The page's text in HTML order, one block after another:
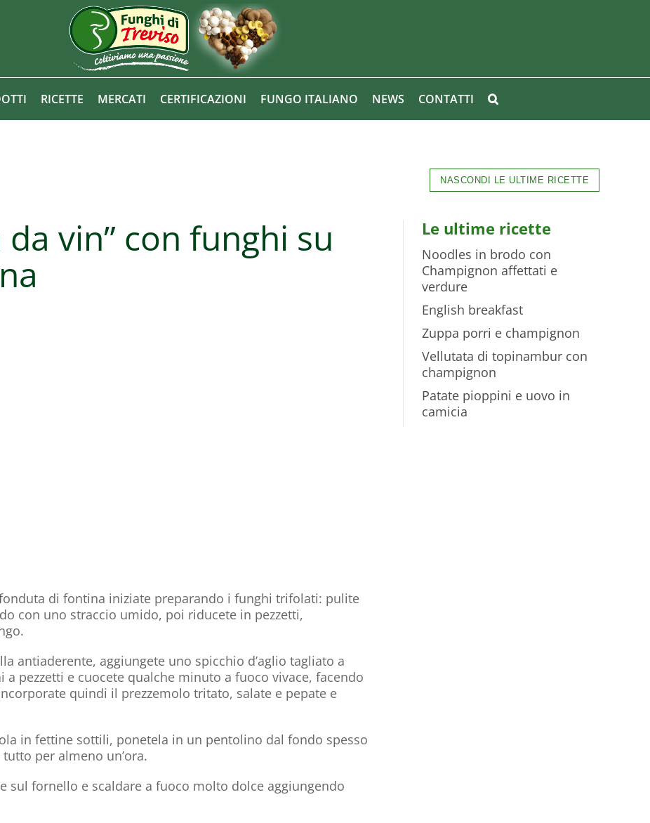
RICETTE MERCATI CERTIFICAZIONI FUNGO ITALIANO NEWS CONTATTI
NASCONDI LE ULTIME RICETTE
vin” con funghi su
di fontina iniziate preparando i funghi trifolati: pulite
con uno straccio umido, poi riducete in pezzetti,
antiaderente, aggiungete uno spicchio d’aglio tagliato a
pezzetti e cuocete qualche minuto a fuoco vivace, facendo
quindi il prezzemolo tritato, salate e pepate e
in fettine sottili, ponetela in un pentolino dal fondo spesso
per almeno un’ora.
sul fornello e scaldare a fuoco molto dolce aggiungendo
Le ultime ricette
Noodles in brodo con
Champignon affettati e
verdure
English breakfast
Zuppa porri e champignon
Vellutata di topinambur con
champignon
Patate pioppini e uovo in
camicia